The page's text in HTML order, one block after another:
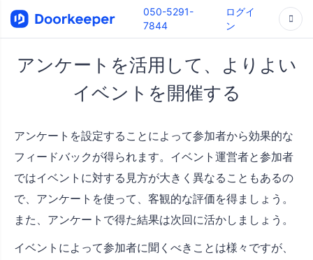
050-5291-
7844
ログイ
ン
アンケートを活用して、よりよい
イベントを開催する
アンケートを設定することによって参加者から効果的な
フィードバックが得られます。イベント運営者と参加者
ではイベントに対する見方が大きく異なることもあるの
で、アンケートを使って、客観的な評価を得ましょう。
また、アンケートで得た結果は次回に活かしましょう。
イベントによって参加者に聞くべきことは様々ですが、